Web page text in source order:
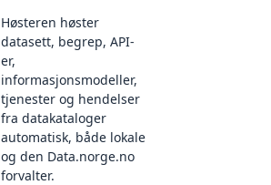
Høsteren høster
datasett, begrep, API-
er,
informasjonsmodeller,
tjenester og hendelser
fra datakataloger
automatisk, både lokale
og den Data.norge.no
forvalter.